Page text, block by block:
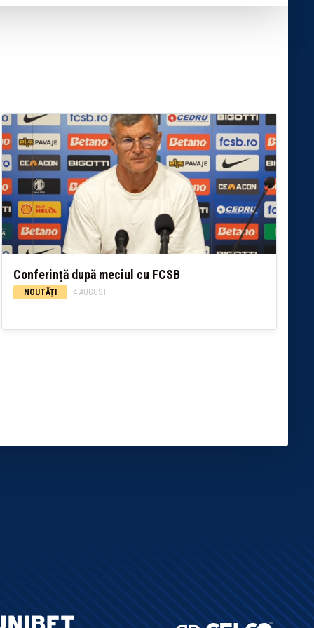
Conferință după meciul cu FCSB
NOUTĂȚI 4 AUGUST